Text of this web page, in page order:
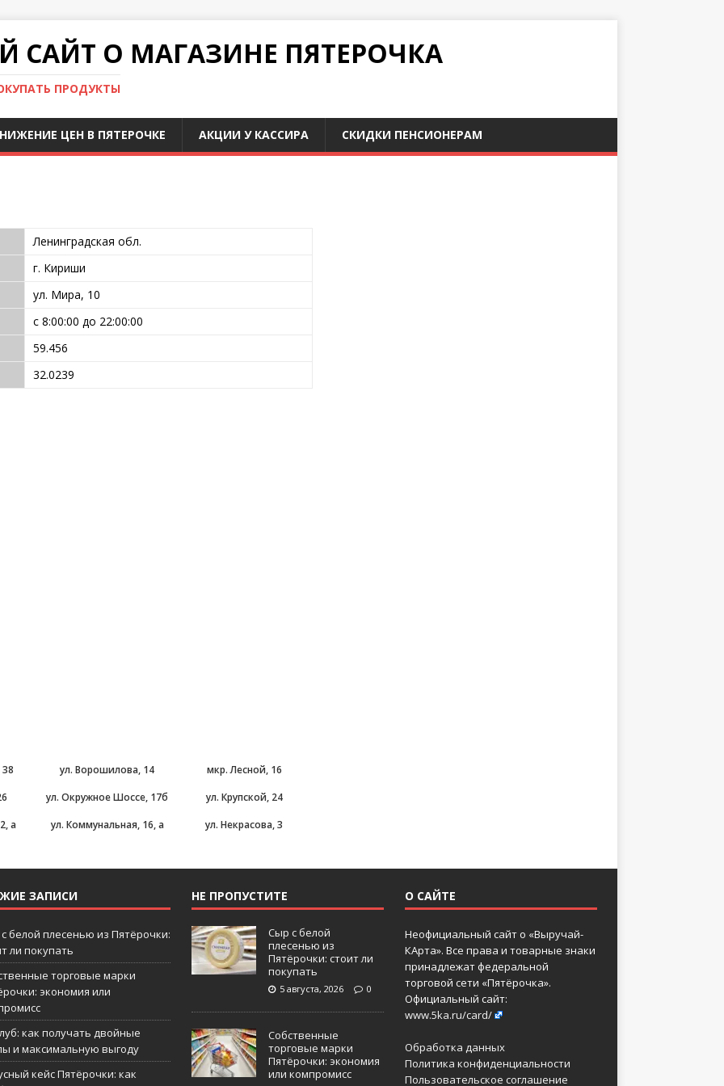
О МАГАЗИНЕ ПЯТЕРОЧКА
ПРОДУКТЫ
ЦЕН В ПЯТЕРОЧКЕ АКЦИИ У КАССИРА СКИДКИ ПЕНСИОНЕРАМ
Ленинградская обл.
г. Кириши
ул. Мира, 10
с 8:00:00 до 22:00:00
59.456
32.0239
ул. Ворошилова, 14
мкр. Лесной, 16
ул. Окружное Шоссе, 17б
ул. Крупской, 24
а ул. Коммунальная, 16, а ул. Некрасова, 3
ЗАПИСИ
белой плесенью из Пятёрочки:
ли покупать
торговые марки
экономия или
как получать двойные
и максимальную выгоду
кейс Пятёрочки: как
НЕ ПРОПУСТИТЕ
Сыр с белой
плесенью из
Пятёрочки: стоит ли
покупать
5 августа, 2026 0
Собственные
торговые марки
Пятёрочки: экономия
или компромисс
О САЙТЕ
Неофициальный сайт о «Выручай-
КАрта». Все права и товарные знаки
принадлежат федеральной
торговой сети «Пятёрочка».
Официальный сайт:
www.5ka.ru/card/
Обработка данных
Политика конфиденциальности
Пользовательское соглашение